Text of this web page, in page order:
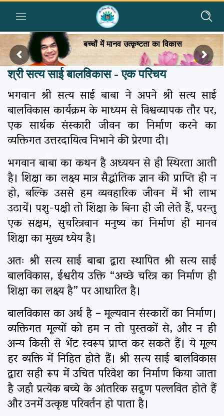
बच्चों में मानव उत्कृष्टता का विकास
श्री सत्य साई बालविकास - एक परिचय
भगवान श्री सत्य साई बाबा ने अपने श्री सत्य साई
बालविकास कार्यक्रम के माध्यम से विश्वव्यापक तौर पर,
एक सार्थक संस्कारी जीवन का निर्माण करने का
व्यक्तिगत उत्तरदायित्व निभाने की प्रेरणा दी।
भगवान बाबा का कथन है अध्ययन से ही स्थिरता आती
है। शिक्षा का लक्ष्य मात्र सैद्धांतिक ज्ञान की प्राप्ति ही न
हो, बल्कि उससे हम व्यवहारिक जीवन में भी लाभ
उठायें। पशु-पक्षी तो शिक्षा के बिना ही जी लेते हैं, परन्तु
एक सक्षम, सुचरित्रवान मनुष्य का निर्माण ही मानव
शिक्षा का मुख्य ध्येय है।
अतः श्री सत्य साई बाबा द्वारा स्थापित श्री सत्य साई
बालविकास, ईश्वरीय उक्ति “अच्छे चरित्र का निर्माण ही
शिक्षा का लक्ष्य है” पर आधारित है।
बालविकास का अर्थ है – मूल्यवान संस्कारों का निर्माण।
व्यक्तिगत मूल्यों को हम न तो पुस्तकों से, और न ही
अन्य किसी से भेंट स्वरूप प्राप्त कर सकते हैं। ये मूल्य
हर व्यक्ति में निहित होते हैं। श्री सत्य साई बालविकास
द्वारा सही रूप में उचित परिवेश का निर्माण किया जाता
है जहाँ प्रत्येक बच्चे के आंतरिक सद्गुण पल्लवित होते हैं
और उनमें उत्कृष्ट परिवर्तन हो पाता है।